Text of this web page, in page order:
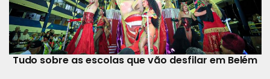
Tudo sobre as escolas que vão desfilar em Belém